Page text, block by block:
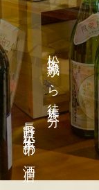
松本城から徒歩三分
長野県松本市の酒店